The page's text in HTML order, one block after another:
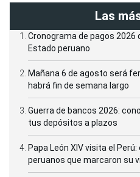
Las
Cronograma de pagos 2026
Estado peruano
Mañana 6 de agosto será
habrá fin de semana largo
Guerra de bancos 2026:
tus depósitos a plazos
Papa León XIV visita el
peruanos que marcaron su